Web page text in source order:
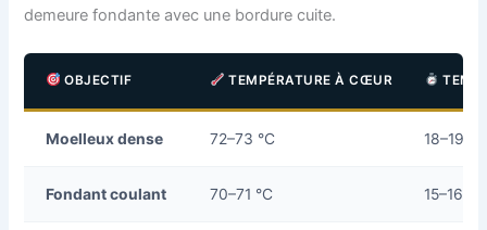
demeure fondante avec une bordure cuite.
OBJECTIF TEMPÉRATURE À CŒUR
Moelleux dense 72–73 °C 18–19
Fondant coulant 70–71 °C 15–16